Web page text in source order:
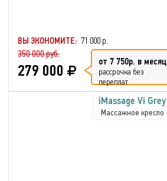
ВЫ ЭКОНОМИТЕ: 71 000 р.
350 000 руб.
279 000 от 7 750р. в месяц
рассрочка без
переплат
iMassage Vi Grey
Массажное кресло